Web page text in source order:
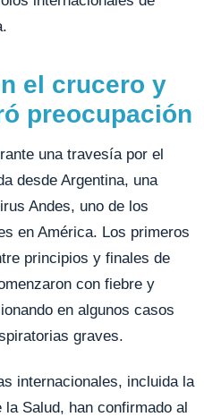
el crucero y
preocupación
una travesía por el
desde Argentina, una
Andes, uno de los
en América. Los primeros
principios y finales de
con fiebre y
en algunos casos
graves.
internacionales, incluida la
Salud, han confirmado al